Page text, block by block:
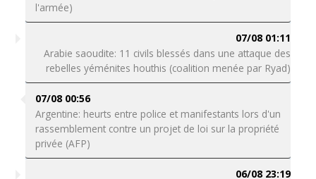
l'armée)
07/08 01:11
Arabie saoudite: 11 civils blessés dans une attaque des
rebelles yéménites houthis (coalition menée par Ryad)
07/08 00:56
Argentine: heurts entre police et manifestants lors d'un
rassemblement contre un projet de loi sur la propriété
privée (AFP)
06/08 23:19